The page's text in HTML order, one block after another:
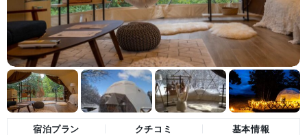
宿泊プラン クチコミ 基本情報